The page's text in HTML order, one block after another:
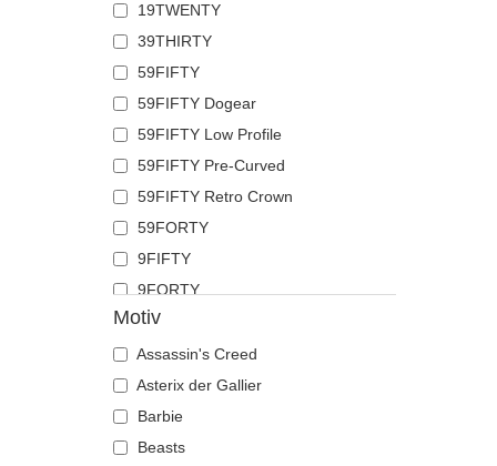
Eule
Flamingo
Französische bulldogge
Fuchs
Geier
Gepard
Glühwürmchen
Hahn
Hai
Hirsch
Hund
Katze
Kojote
Krabbe
Krähe
19TWENTY
39THIRTY
59FIFTY
59FIFTY Dogear
59FIFTY Low Profile
59FIFTY Pre-Curved
59FIFTY Retro Crown
59FORTY
9FIFTY
9FORTY
9FORTY APEX
9FORTY M-Crown
9SEVENTY
9TWENTY
A Frame
Motiv
Assassin's Creed
Asterix der Gallier
Barbie
Beasts